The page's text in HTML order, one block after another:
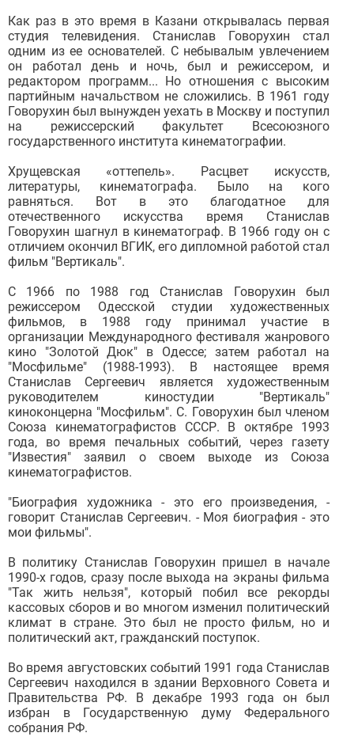
Как раз в это время в Казани открывалась первая
студия телевидения. Станислав Говорухин стал
одним из ее основателей. С небывалым увлечением
он работал день и ночь, был и режиссером, и
редактором программ... Но отношения с высоким
партийным начальством не сложились. В 1961 году
Говорухин был вынужден уехать в Москву и поступил
на режиссерский факультет Всесоюзного
государственного института кинематографии.
Хрущевская «оттепель». Расцвет искусств,
литературы, кинематографа. Было на кого
равняться. Вот в это благодатное для
отечественного искусства время Станислав
Говорухин шагнул в кинематограф. В 1966 году он с
отличием окончил ВГИК, его дипломной работой стал
фильм "Вертикаль".
С 1966 по 1988 год Станислав Говорухин был
режиссером Одесской студии художественных
фильмов, в 1988 году принимал участие в
организации Международного фестиваля жанрового
кино "Золотой Дюк" в Одессе; затем работал на
"Мосфильме" (1988-1993). В настоящее время
Станислав Сергеевич является художественным
руководителем киностудии "Вертикаль"
киноконцерна "Мосфильм". С. Говорухин был членом
Союза кинематографистов СССР. В октябре 1993
года, во время печальных событий, через газету
"Известия" заявил о своем выходе из Союза
кинематографистов.
"Биография художника - это его произведения, -
говорит Станислав Сергеевич. - Моя биография - это
мои фильмы".
В политику Станислав Говорухин пришел в начале
1990-х годов, сразу после выхода на экраны фильма
"Так жить нельзя", который побил все рекорды
кассовых сборов и во многом изменил политический
климат в стране. Это был не просто фильм, но и
политический акт, гражданский поступок.
Во время августовских событий 1991 года Станислав
Сергеевич находился в здании Верховного Совета и
Правительства РФ. В декабре 1993 года он был
избран в Государственную думу Федерального
собрания РФ.